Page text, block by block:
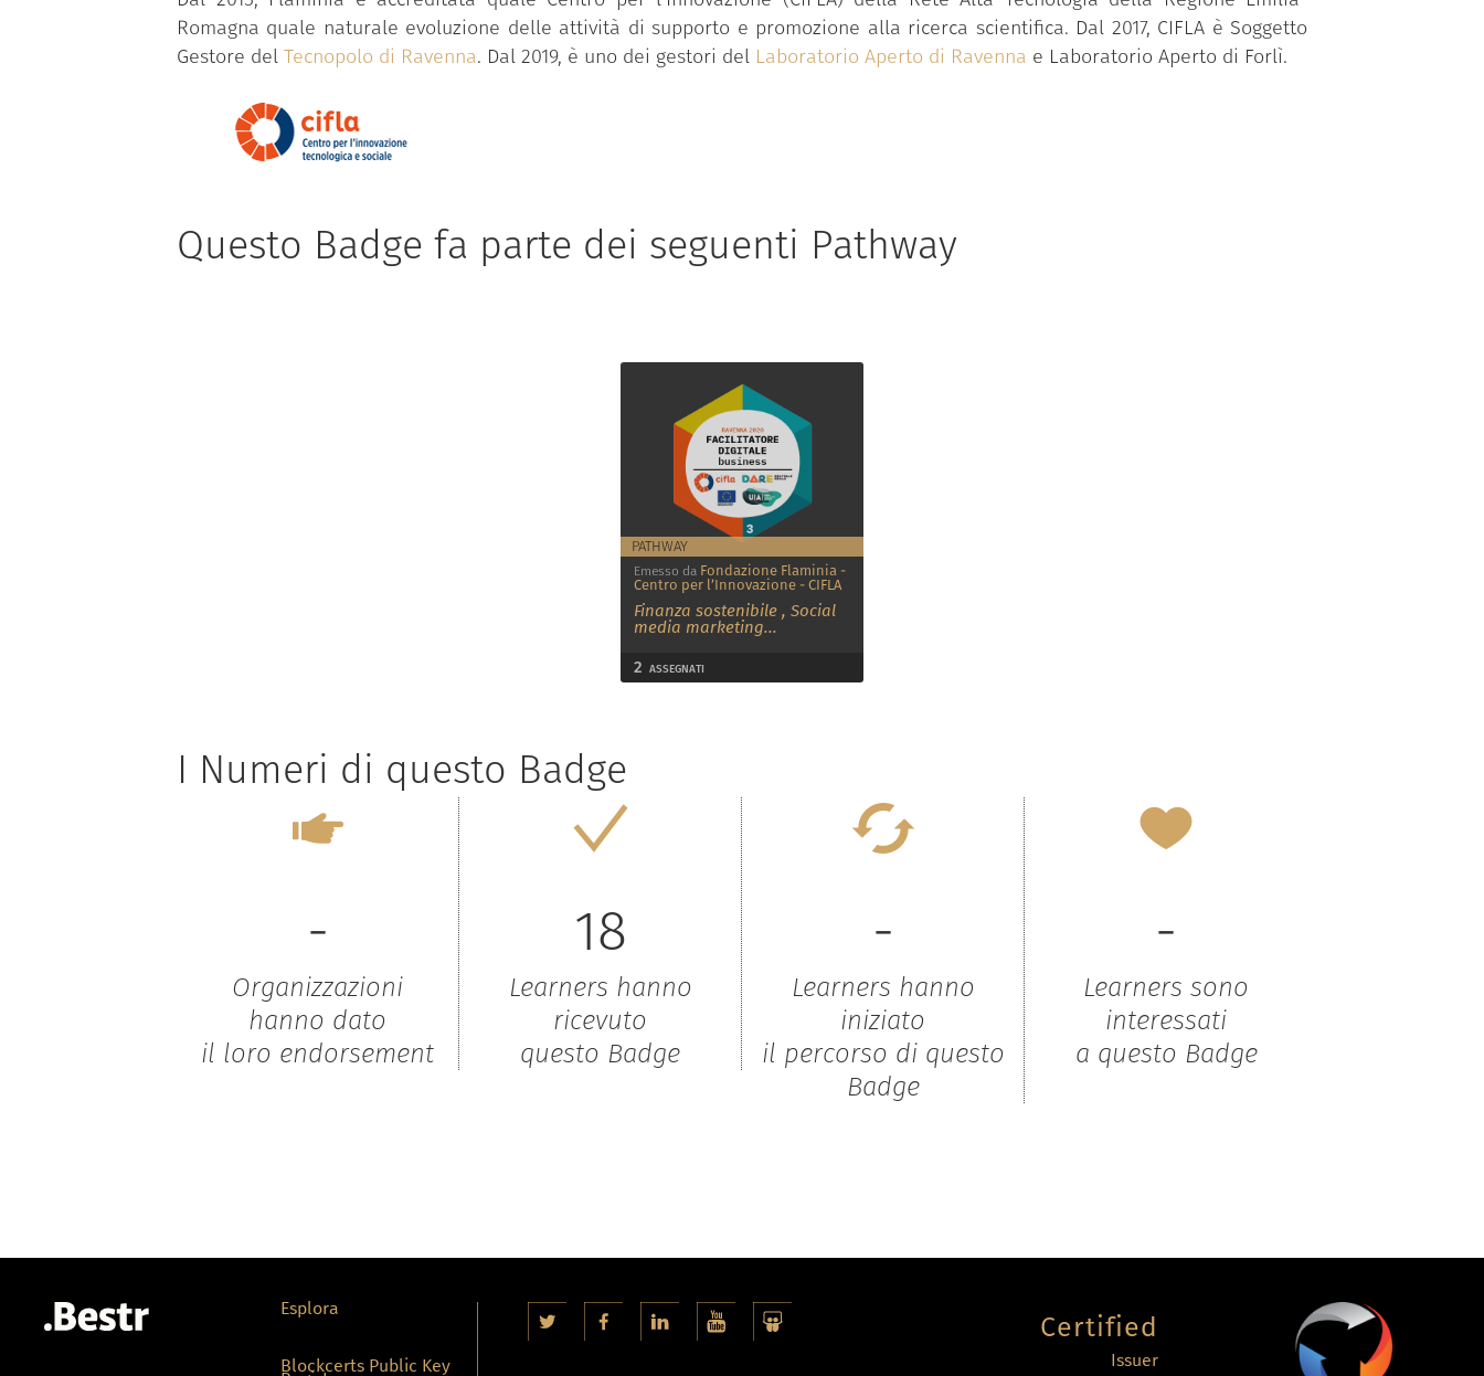
Romagna quale naturale evoluzione delle attività di supporto e promozione alla ricerca scientifica. Dal 2017, CIFLA è Soggetto
Gestore del Tecnopolo di Ravenna. Dal 2019, è uno dei gestori del Laboratorio Aperto di Ravenna e Laboratorio Aperto di Forlì.
Questo Badge fa parte dei seguenti Pathway
PATHWAY
Emesso da Fondazione Flaminia -
Centro per l’Innovazione - CIFLA
Finanza sostenibile , Social
media marketing...
2 ASSEGNATI
I Numeri di questo Badge
-
Organizzazioni
hanno dato
il loro endorsement
18
Learners hanno
ricevuto
questo Badge
-
Learners hanno
iniziato
il percorso di questo
Badge
-
Learners sono
interessati
a questo Badge
Esplora
Blockcerts Public Key
Certified
Issuer